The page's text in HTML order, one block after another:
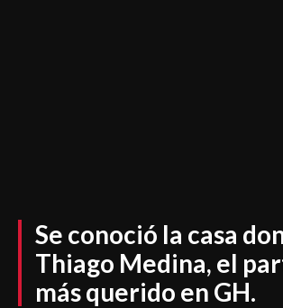
Se conoció la casa
Thiago Medina, el
más querido en GH.